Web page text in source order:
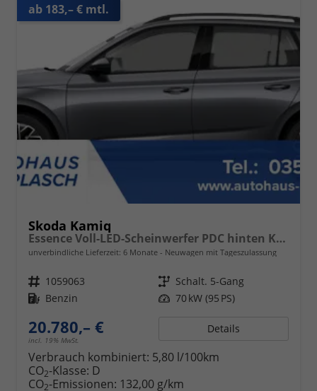
ab 183,– € mtl.
Skoda Kamiq
Essence Voll-LED-Scheinwerfer PDC hinten Klima
unverbindliche Lieferzeit: 6 Monate Neuwagen mit Tageszulassung
Fahrzeugnr. 1059063 Getriebe Schalt. 5-Gang
Kraftstoff Benzin Leistung 70 kW (95 PS)
20.780,– €
incl. 19% MwSt.
Details
Verbrauch kombiniert: 5,80 l/100km
CO2-Klasse: D
CO2-Emissionen: 132,00 g/km